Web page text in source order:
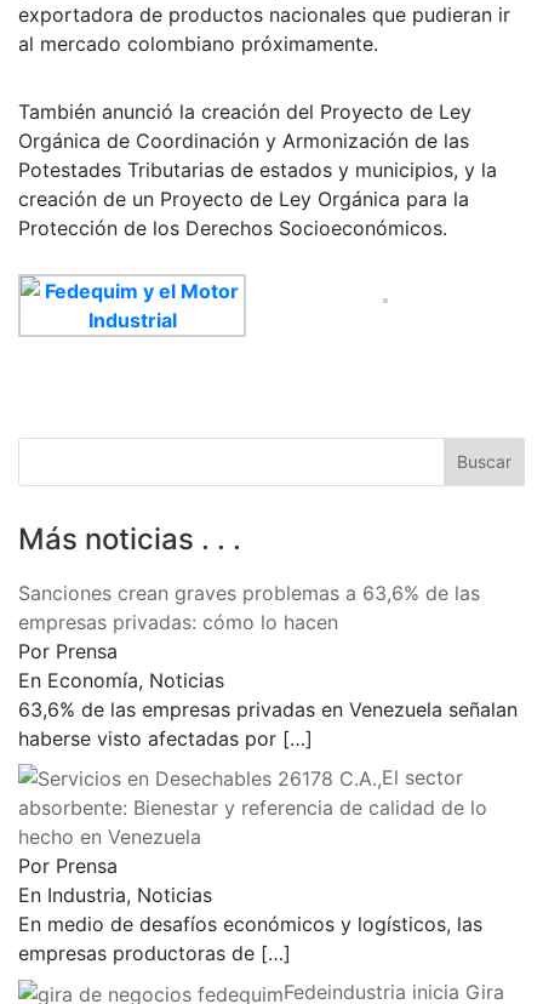
exportadora de productos nacionales que pudieran ir
al mercado colombiano próximamente.
También anunció la creación del Proyecto de Ley
Orgánica de Coordinación y Armonización de las
Potestades Tributarias de estados y municipios, y la
creación de un Proyecto de Ley Orgánica para la
Protección de los Derechos Socioeconómicos.
Más noticias . . .
Sanciones crean graves problemas a 63,6% de las
empresas privadas: cómo lo hacen
Por Prensa
En Economía, Noticias
63,6% de las empresas privadas en Venezuela señalan
haberse visto afectadas por […]
El sector
absorbente: Bienestar y referencia de calidad de lo
hecho en Venezuela
Por Prensa
En Industria, Noticias
En medio de desafíos económicos y logísticos, las
empresas productoras de […]
Fedeindustria inicia Gira